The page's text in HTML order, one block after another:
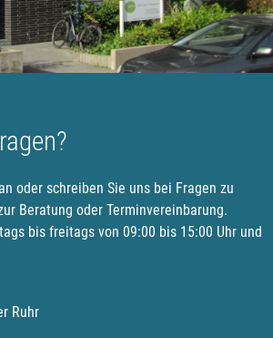
oder schreiben Sie uns bei Fragen zu
Beratung oder Terminvereinbarung.
bis freitags von 09:00 bis 15:00 Uhr und
Ruhr